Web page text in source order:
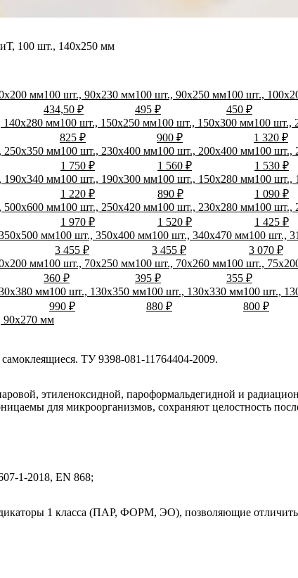
100 шт., 140х250 мм
мм100 шт., 90х230 мм
434,50 ₽
100 шт., 90х250 мм
495 ₽
100 шт.,
450 ₽
140х280 мм100 шт., 150х250 мм
825 ₽
100 шт., 150х300 мм
900 ₽
100 шт.,
1 320 ₽
250х350 мм100 шт., 230х400 мм
1 750 ₽
100 шт., 200х400 мм
1 560 ₽
100 шт.,
1 530 ₽
190х340 мм100 шт., 190х300 мм
1 220 ₽
100 шт., 150х280 мм
890 ₽
100 шт.,
1 090 ₽
500х600 мм100 шт., 250х420 мм
1 970 ₽
100 шт., 230х280 мм
1 520 ₽
100 шт.,
1 425 ₽
мм100 шт., 350х400 мм
3 455 ₽
100 шт., 340х470 мм
3 455 ₽
100 шт.,
3 070 ₽
мм100 шт., 70х250 мм
360 ₽
100 шт., 70х260 мм
395 ₽
100 шт.,
355 ₽
мм100 шт., 130х350 мм
990 ₽
100 шт., 130х330 мм
880 ₽
100 шт.,
800 ₽
90х270 мм
ТУ 9398-081-11764404-2009.
этиленоксидной, пароформальдегидной и
для микроорганизмов, сохраняют целостность
1-2018, EN 868;
1 класса (ПАР, ФОРМ, ЭО), позволяющие отличить